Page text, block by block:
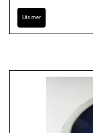
Läs mer